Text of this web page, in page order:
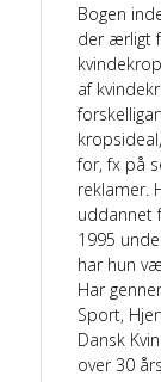
Bogen
der ærligt
af
for, fx på
reklamer.
uddannet
1995
har hun
Har
Sport,
Dansk
over 30